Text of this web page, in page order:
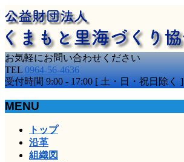
お気軽にお問い合わせください
TEL 0964-56-4636
受付時間 9:00 - 17:00 [ 土・日・祝日除く ]
MENU
トップ
沿革
組織図